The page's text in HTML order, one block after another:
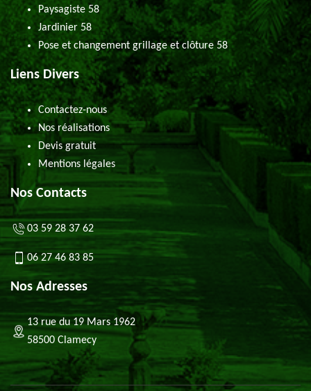
Paysagiste 58
Jardinier 58
Pose et changement grillage et clôture 58
Liens Divers
Contactez-nous
Nos réalisations
Devis gratuit
Mentions légales
Nos Contacts
03 59 28 37 62
06 27 46 83 85
Nos Adresses
13 rue du 19 Mars 1962
58500 Clamecy